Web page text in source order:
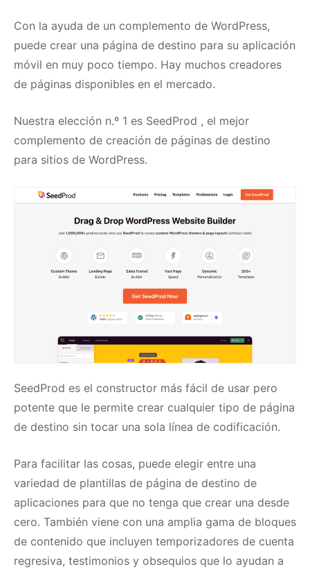
Con la ayuda de un complemento de WordPress,
puede crear una página de destino para su aplicación
móvil en muy poco tiempo. Hay muchos creadores
de páginas disponibles en el mercado.
Nuestra elección n.º 1 es SeedProd , el mejor
complemento de creación de páginas de destino
para sitios de WordPress.
SeedProd es el constructor más fácil de usar pero
potente que le permite crear cualquier tipo de página
de destino sin tocar una sola línea de codificación.
Para facilitar las cosas, puede elegir entre una
variedad de plantillas de página de destino de
aplicaciones para que no tenga que crear una desde
cero. También viene con una amplia gama de bloques
de contenido que incluyen temporizadores de cuenta
regresiva, testimonios y obsequios que lo ayudan a